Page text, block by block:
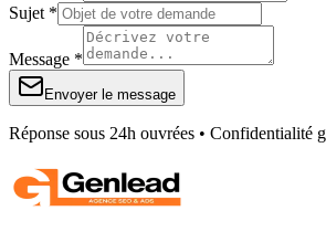
Sujet *
Message *
Envoyer le message
Réponse sous 24h ouvrées • Confidentialité